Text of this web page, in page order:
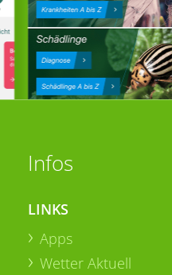
Infos
LINKS
Apps
Wetter Aktuell